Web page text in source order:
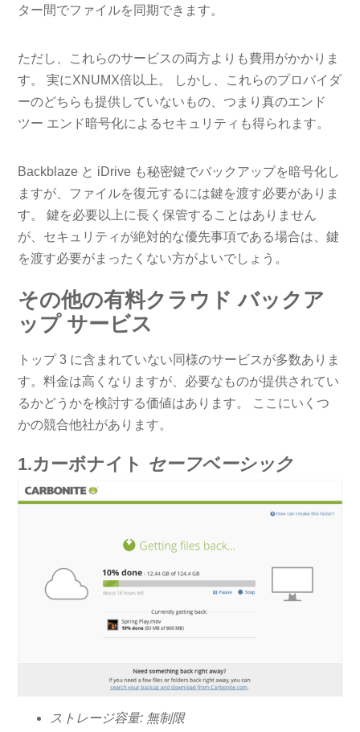
ター間でファイルを同期できます。
ただし、これらのサービスの両方よりも費用がかかりま
す。 実にXNUMX倍以上。 しかし、これらのプロバイダ
ーのどちらも提供していないもの、つまり真のエンド
ツー エンド暗号化によるセキュリティも得られます。
Backblaze と iDrive も秘密鍵でバックアップを暗号化し
ますが、ファイルを復元するには鍵を渡す必要がありま
す。 鍵を必要以上に長く保管することはありません
が、セキュリティが絶対的な優先事項である場合は、鍵
を渡す必要がまったくない方がよいでしょう。
その他の有料クラウド バックア
ップ サービス
トップ 3 に含まれていない同様のサービスが多数ありま
す。料金は高くなりますが、必要なものが提供されてい
るかどうかを検討する価値はあります。 ここにいくつ
かの競合他社があります。
1.カーボナイト セーフベーシック
ストレージ容量: 無制限